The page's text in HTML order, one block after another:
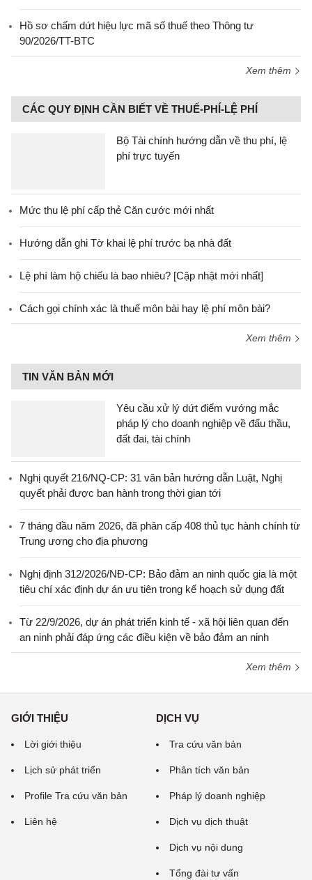
Hồ sơ chấm dứt hiệu lực mã số thuế theo Thông tư
90/2026/TT-BTC
Xem thêm
CÁC QUY ĐỊNH CẦN BIẾT VỀ THUẾ-PHÍ-LỆ PHÍ
Bộ Tài chính hướng dẫn về thu phí, lệ
phí trực tuyến
Mức thu lệ phí cấp thẻ Căn cước mới nhất
Hướng dẫn ghi Tờ khai lệ phí trước bạ nhà đất
Lệ phí làm hộ chiếu là bao nhiêu? [Cập nhật mới nhất]
Cách gọi chính xác là thuế môn bài hay lệ phí môn bài?
Xem thêm
TIN VĂN BẢN MỚI
Yêu cầu xử lý dứt điểm vướng mắc
pháp lý cho doanh nghiệp về đấu thầu,
đất đai, tài chính
Nghị quyết 216/NQ-CP: 31 văn bản hướng dẫn Luật, Nghị
quyết phải được ban hành trong thời gian tới
7 tháng đầu năm 2026, đã phân cấp 408 thủ tục hành chính từ
Trung ương cho địa phương
Nghị định 312/2026/NĐ-CP: Bảo đảm an ninh quốc gia là một
tiêu chí xác định dự án ưu tiên trong kế hoạch sử dụng đất
Từ 22/9/2026, dự án phát triển kinh tế - xã hội liên quan đến
an ninh phải đáp ứng các điều kiện về bảo đảm an ninh
Xem thêm
GIỚI THIỆU
Lời giới thiệu
Lịch sử phát triển
Profile Tra cứu văn bản
Liên hệ
DỊCH VỤ
Tra cứu văn bản
Phân tích văn bản
Pháp lý doanh nghiệp
Dịch vụ dịch thuật
Dịch vụ nội dung
Tổng đài tư vấn